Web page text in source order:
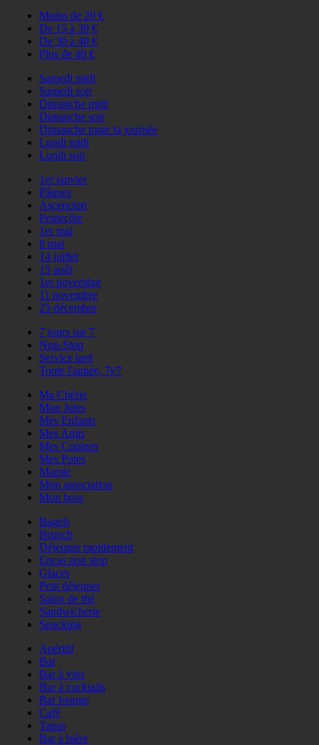
Moins de 20 €
De 15 à 30 €
De 30 à 40 €
Plus de 40 €
Samedi midi
Samedi soir
Dimanche midi
Dimanche soir
Dimanche toute la journée
Lundi midi
Lundi soir
1er janvier
Pâques
Ascencion
Pentecôte
1er mai
8 mai
14 juillet
15 août
1er novembre
11 novembre
25 décembre
7 jours sur 7
Non-Stop
Service tard
Toute l'année, 7j/7
Ma Chérie
Mon Jules
Mes Enfants
Mes Amis
Mes Copines
Mes Potes
Mamie
Mon association
Mon boss
Bagels
Brunch
Déjeuner rapidement
Encas non stop
Glaces
Petit déjeuner
Salon de thé
Sandwicherie
Snacking
Apéritif
Bar
Bar à vins
Bar à cocktails
Bar lounge
Café
Tapas
Bar à bière